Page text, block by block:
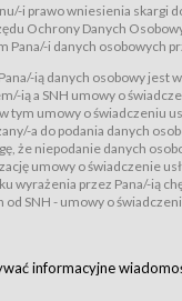
r. o świadczeniu usług drogą
z późń. zm.). Usługi
w Regulaminie dostęp
rozpoczęciem korzystania z
Założenie konta w
za pośrednictwem
na stronach Serwisu dostępnych
wymaga akceptacji postanowień
jest do
korzystania z Serwisu.
Usługobiorcom
korzystania z Usług
i prawo wniesienia skargi
Ochrony Danych
Pana/-i danych osobowych
ią danych osobowy jest
ią a SNH umowy o
tym umowy o świadczeniu
a do podania danych
że niepodanie danych
umowy o świadczenie
wyrażenia przez Pana/-ią
SNH - umowy o
informacyjne